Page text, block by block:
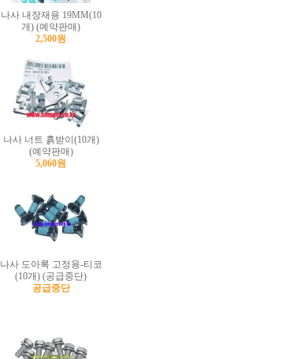
나사 내장재용 19MM(10
개) (예약판매)
2,500원
나사 너트 흙받이(10개)
(예약판매)
5,060원
나사 도아록 고정용-티코
(10개) (공급중단)
공급중단